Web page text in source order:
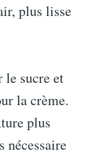
plus lisse
le sucre et
la crème.
plus
nécessaire